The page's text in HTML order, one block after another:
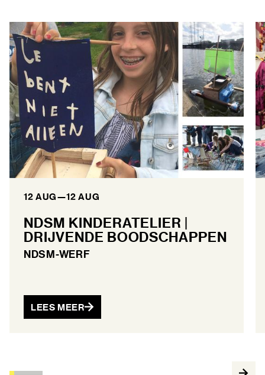
12 AUG—12 AUG
NDSM KINDERATELIER |
DRIJVENDE BOODSCHAPPEN
NDSM-WERF
LEES MEER